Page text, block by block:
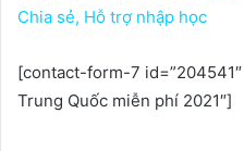
Chia sẻ, Hỗ trợ nhập học
[contact-form-7
Trung Quốc miễn phí 2021″]